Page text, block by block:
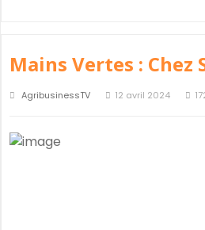
Mains Vertes : Chez
AgribusinessTV 12 avril 2024